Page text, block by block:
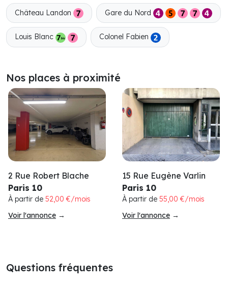
Château Landon Gare du Nord
Louis Blanc Colonel Fabien
Nos places à proximité
2 Rue Robert Blache
Paris 10
À partir de 52,00 €/mois
Voir l'annonce →
15 Rue Eugène Varlin
Paris 10
À partir de 55,00 €/mois
Voir l'annonce →
Questions fréquentes